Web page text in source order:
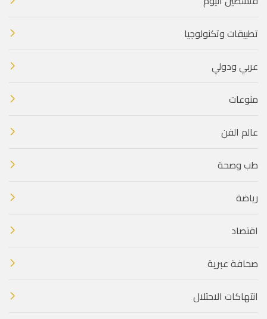
تطبيقات وتكنولوجيا
عربي ودولي
منوعات
عالم الفن
طب وصحة
رياضة
اقتصاد
صحافة عبرية
انتهاكات الاحتلال